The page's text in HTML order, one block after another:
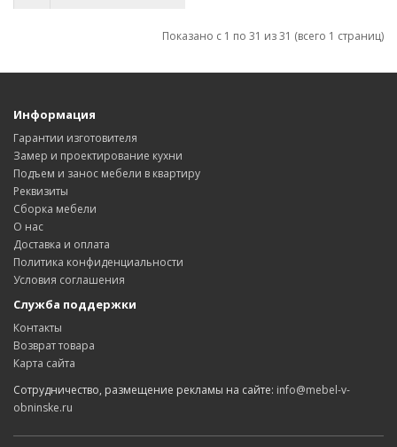
Показано с 1 по 31 из 31 (всего 1 страниц)
Информация
Гарантии изготовителя
Замер и проектирование кухни
Подъем и занос мебели в квартиру
Реквизиты
Сборка мебели
О нас
Доставка и оплата
Политика конфиденциальности
Условия соглашения
Служба поддержки
Контакты
Возврат товара
Карта сайта
Сотрудничество, размещение рекламы на сайте: info@mebel-v-
obninske.ru